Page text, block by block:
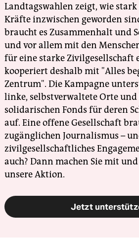
Landtagswahlen zeigt, wie
Kräfte inzwischen geworden
braucht es Zusammenhalt und
und vor allem mit den
für eine starke Zivilgesellschaft
kooperiert deshalb mit "Alles
Zentrum". Die Kampagne
linke, selbstverwaltete Orte
solidarischen Fonds für deren
auf. Eine offene Gesellschaft
zugänglichen Journalismus –
zivilgesellschaftliches
auch? Dann machen Sie mit
unsere Aktion.
Jetzt